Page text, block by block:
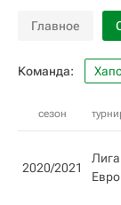
Главное
Команда:
сезон
2020/2021
Лига